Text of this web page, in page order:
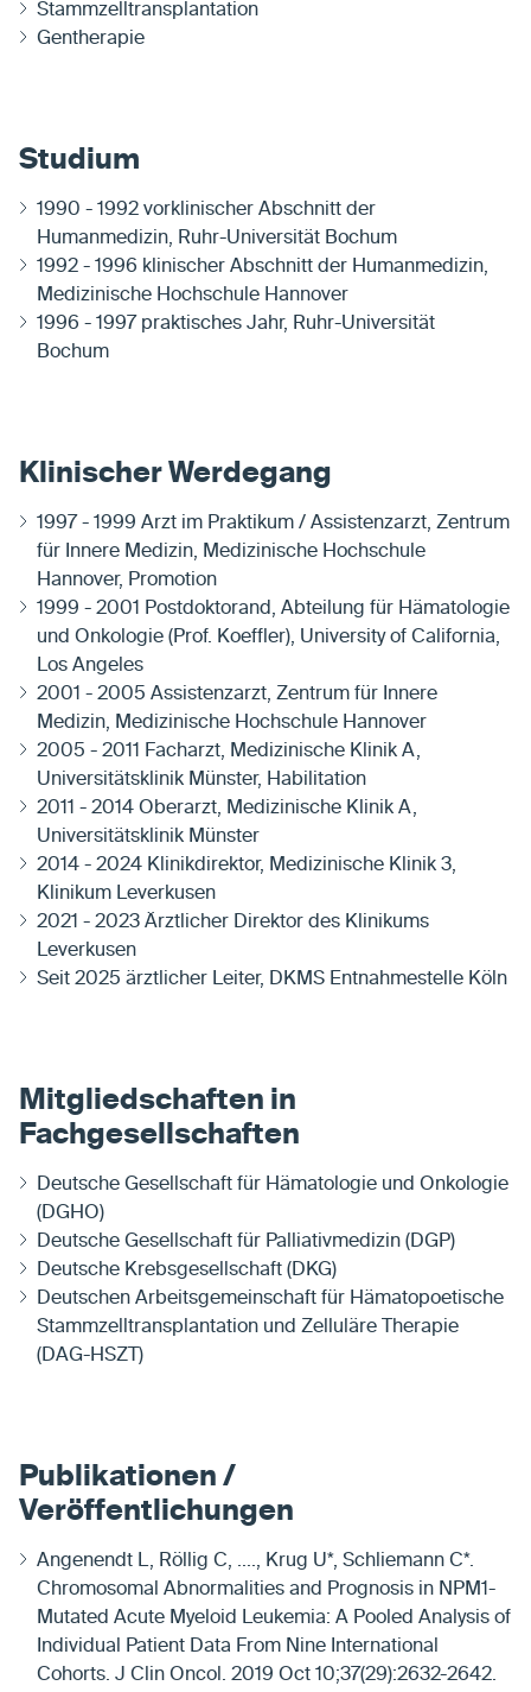
Stammzelltransplantation
Gentherapie
Studium
1990 - 1992 vorklinischer Abschnitt der
Humanmedizin, Ruhr-Universität Bochum
1992 - 1996 klinischer Abschnitt der Humanmedizin,
Medizinische Hochschule Hannover
1996 - 1997 praktisches Jahr, Ruhr-Universität
Bochum
Klinischer Werdegang
1997 - 1999 Arzt im Praktikum / Assistenzarzt, Zentrum
für Innere Medizin, Medizinische Hochschule
Hannover, Promotion
1999 - 2001 Postdoktorand, Abteilung für Hämatologie
und Onkologie (Prof. Koeffler), University of California,
Los Angeles
2001 - 2005 Assistenzarzt, Zentrum für Innere
Medizin, Medizinische Hochschule Hannover
2005 - 2011 Facharzt, Medizinische Klinik A,
Universitätsklinik Münster, Habilitation
2011 - 2014 Oberarzt, Medizinische Klinik A,
Universitätsklinik Münster
2014 - 2024 Klinikdirektor, Medizinische Klinik 3,
Klinikum Leverkusen
2021 - 2023 Ärztlicher Direktor des Klinikums
Leverkusen
Seit 2025 ärztlicher Leiter, DKMS Entnahmestelle Köln
Mitgliedschaften in
Fachgesellschaften
Deutsche Gesellschaft für Hämatologie und Onkologie
(DGHO)
Deutsche Gesellschaft für Palliativmedizin (DGP)
Deutsche Krebsgesellschaft (DKG)
Deutschen Arbeitsgemeinschaft für Hämatopoetische
Stammzelltransplantation und Zelluläre Therapie
(DAG-HSZT)
Publikationen /
Veröffentlichungen
Angenendt L, Röllig C, ...., Krug U*, Schliemann C*.
Chromosomal Abnormalities and Prognosis in NPM1-
Mutated Acute Myeloid Leukemia: A Pooled Analysis of
Individual Patient Data From Nine International
Cohorts. J Clin Oncol. 2019 Oct 10;37(29):2632-2642.